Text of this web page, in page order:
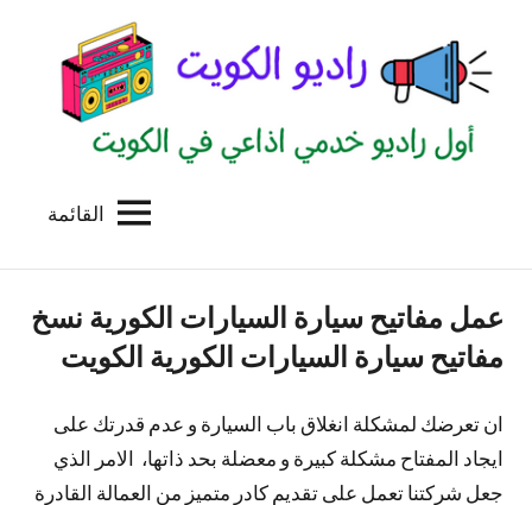
المحتوى
الكويت
للاعلانات
الخدمية
بالكويت
القائمة
عمل مفاتيح سيارة السيارات الكورية نسخ
مفاتيح سيارة السيارات الكورية الكويت
ان تعرضك لمشكلة انغلاق باب السيارة و عدم قدرتك على
ايجاد المفتاح مشكلة كبيرة و معضلة بحد ذاتها، الامر الذي
جعل شركتنا تعمل على تقديم كادر متميز من العمالة القادرة